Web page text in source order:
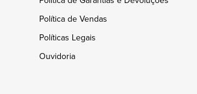
Política de Vendas
Políticas Legais
Ouvidoria